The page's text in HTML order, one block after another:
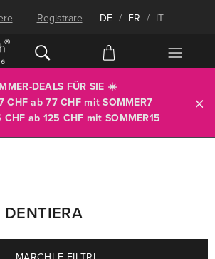
Registrare DE / FR / IT
DEALS FÜR SIE ☀️
CHF ab 77 CHF mitSOMMER7
CHF ab 125 CHF mit SOMMER15